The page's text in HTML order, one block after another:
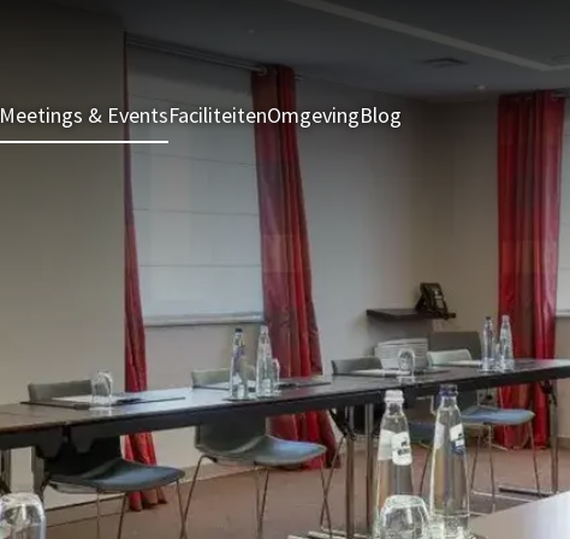
Meetings & EventsFaciliteitenOmgevingBlog Kamers & Suites